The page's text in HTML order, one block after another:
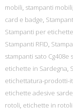
mobili, stampanti mobili
card e badge,
Stampanti per etichette
Stampanti RFID,
stampanti sato Cg408e
etichette in Sardegna,
etichettatura-prodotti-
etichette adesive
rotoli, etichette in